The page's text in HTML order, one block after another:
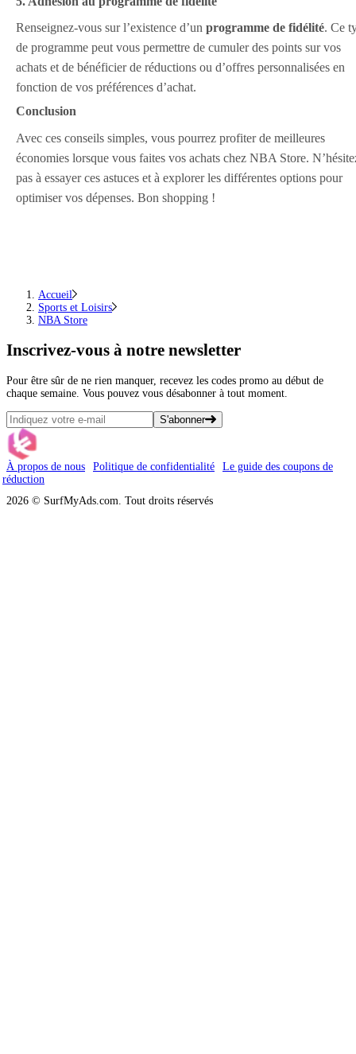
Renseignez-vous sur l’existence d’un programme de fidélité. Ce
de programme peut vous permettre de cumuler des points sur vos
achats et de bénéficier de réductions ou d’offres personnalisées en
fonction de vos préférences d’achat.
Conclusion
Avec ces conseils simples, vous pourrez profiter de meilleures
économies lorsque vous faites vos achats chez NBA Store.
pas à essayer ces astuces et à explorer les différentes options pour
optimiser vos dépenses. Bon shopping !
Accueil
Sports et Loisirs
NBA Store
Inscrivez-vous à notre newsletter
Pour être sûr de ne rien manquer, recevez les codes promo au début de
chaque semaine. Vous pouvez vous désabonner à tout moment.
S'abonner
À propos de nous Politique de confidentialité
Le guide des coupons de
réduction
2026 © SurfMyAds.com. Tout droits réservés